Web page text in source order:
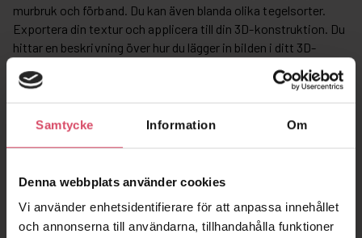
Samtycke Information Om
Denna webbplats använder cookies
Vi använder enhetsidentifierare för att anpassa innehållet
och annonserna till användarna, tillhandahålla funktioner
murbruk och förband. Du kan även blanda olika tegelsorter.
Exportera din textur och applicera till din 3D-konstruktion. Du
hittar en beskrivning över hur du lägger in bilden i ditt 3D-